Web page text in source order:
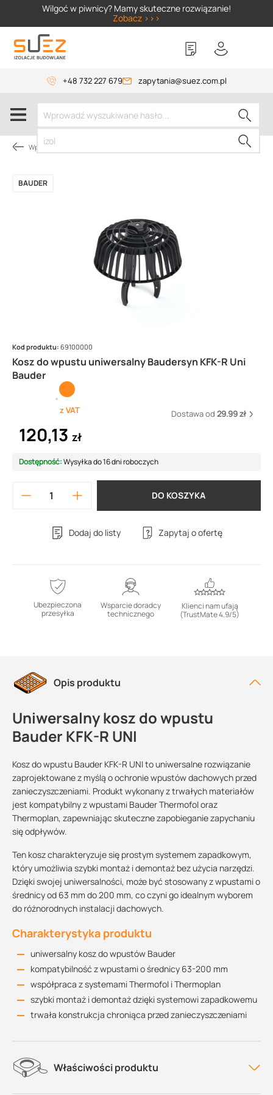
Wilgoć w piwnicy? Mamy skuteczne rozwiązanie!
Zobacz >>>
+48 732 227 679 zapytania@suez.com.pl
Wpusty i akcesoria
Kosz do wpustu uniwersalny Baudersyn KFK-R Uni
Bauder
BAUDER
Kod produktu: 69100000
z VAT Dostawa od 29.99 zł
120,13 zł
Dostępność:Wysyłka do 16 dni roboczych
DO KOSZYKA
Dodaj do listy Zapytaj o ofertę
Ubezpieczona
przesyłka
Wsparcie doradcy
technicznego
Klienci nam ufają
(TrustMate 4.9/5)
Opis produktu
Uniwersalny kosz do wpustu
Bauder KFK-R UNI
Kosz do wpustu Bauder KFK-R UNI to uniwersalne rozwiązanie
zaprojektowane z myślą o ochronie wpustów dachowych przed
zanieczyszczeniami. Produkt wykonany z trwałych materiałów
jest kompatybilny z wpustami Bauder Thermofol oraz
Thermoplan, zapewniając skuteczne zapobieganie zapychaniu
się odpływów.
Ten kosz charakteryzuje się prostym systemem zapadkowym,
który umożliwia szybki montaż i demontaż bez użycia narzędzi.
Dzięki swojej uniwersalności, może być stosowany z wpustami o
średnicy od 63 mm do 200 mm, co czyni go idealnym wyborem
do różnorodnych instalacji dachowych.
Charakterystyka produktu
uniwersalny kosz do wpustów Bauder
kompatybilność z wpustami o średnicy 63-200 mm
współpraca z systemami Thermofol i Thermoplan
szybki montaż i demontaż dzięki systemowi zapadkowemu
trwała konstrukcja chroniąca przed zanieczyszczeniami
Właściwości produktu